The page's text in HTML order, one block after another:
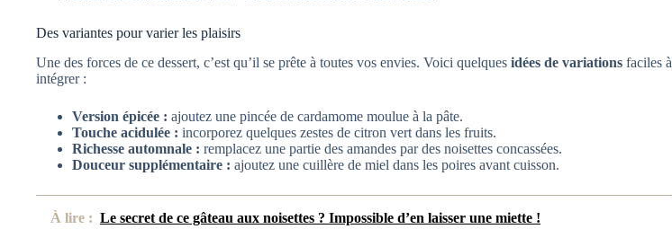
Des variantes pour varier les plaisirs
Une des forces de ce dessert, c’est qu’il se prête à toutes vos envies. Voici quelques idées de variations faciles à
intégrer :
Version épicée : ajoutez une pincée de cardamome moulue à la pâte.
Touche acidulée : incorporez quelques zestes de citron vert dans les fruits.
Richesse automnale : remplacez une partie des amandes par des noisettes concassées.
Douceur supplémentaire : ajoutez une cuillère de miel dans les poires avant cuisson.
À lire : Le secret de ce gâteau aux noisettes ? Impossible d’en laisser une miette !